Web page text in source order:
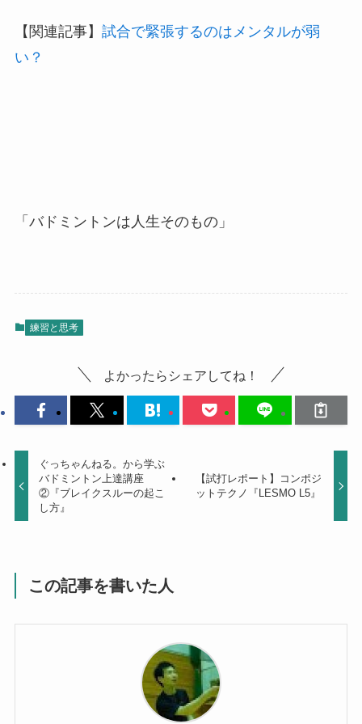
【関連記事】 試合で緊張するのはメンタルが弱
い？
「バドミントンは人生そのもの」
練習と思考
よかったらシェアしてね！
ぐっちゃんねる。から学ぶ
バドミントン上達講座
②『ブレイクスルーの起こ
し方』
【試打レポート】コンポジ
ットテクノ『LESMO L5』
この記事を書いた人